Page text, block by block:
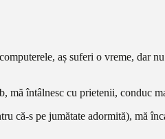
aș suferi o vreme, dar
mă întâlnesc cu prietenii, conduc
că-s pe jumătate adormită), mă